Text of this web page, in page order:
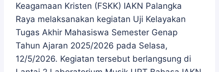
Keagamaan Kristen (FSKK) IAKN Palangka
Raya melaksanakan kegiatan Uji Kelayakan
Tugas Akhir Mahasiswa Semester Genap
Tahun Ajaran 2025/2026 pada Selasa,
12/5/2026. Kegiatan tersebut berlangsung di